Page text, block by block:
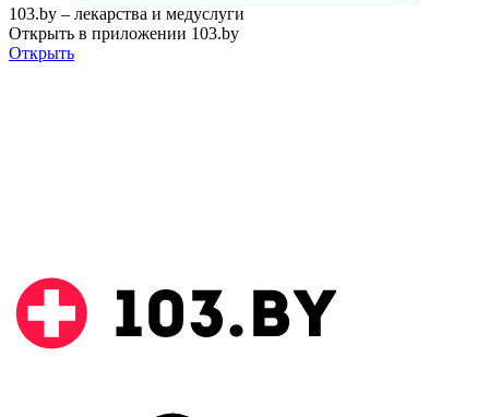
103.by – лекарства и медуслуги
Открыть в приложении 103.by
Открыть